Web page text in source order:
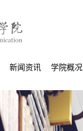
新闻资讯 学院概况